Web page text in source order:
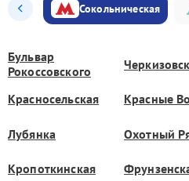
Сокольническая
Бульвар
Рокоссовского
Красносельская
Красные
Лубянка Охотный
Кропоткинская